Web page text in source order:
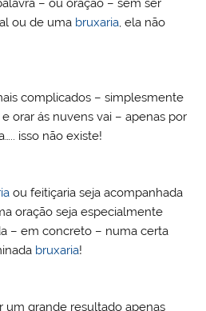
– ou oração – sem ser
ou de uma bruxaria, ela não
complicados – simplesmente
orar ás nuvens vai – apenas por
isso não existe!
ou feitiçaria seja acompanhada
oração seja especialmente
– em concreto – numa certa
bruxaria!
um grande resultado apenas